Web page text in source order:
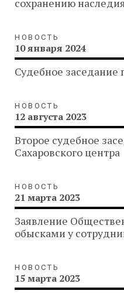
сохранению
НОВОСТЬ
10 января 2024
Судебное
НОВОСТЬ
12 августа 2023
Второе судебное
Сахаровского центра
НОВОСТЬ
21 марта 2023
Заявление
обысками у
НОВОСТЬ
15 марта 2023